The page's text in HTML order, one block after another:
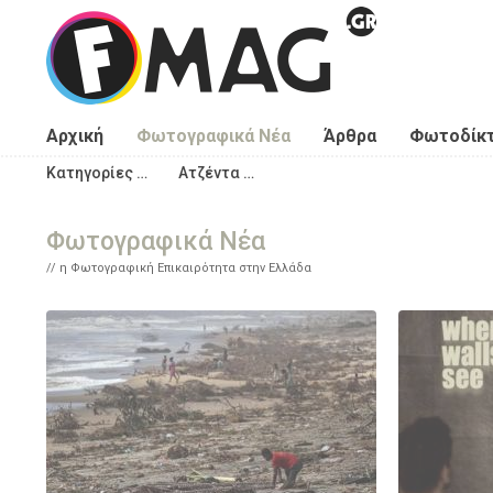
Παράκαμψη προς το κυρίως περιεχόμενο
Αρχική Φωτογραφικά Νέα Άρθρα
Κατηγορίες … Ατζέντα …
Φωτογραφικά Νέα
η Φωτογραφική Επικαιρότητα στην Ελλάδα
Σελίδες